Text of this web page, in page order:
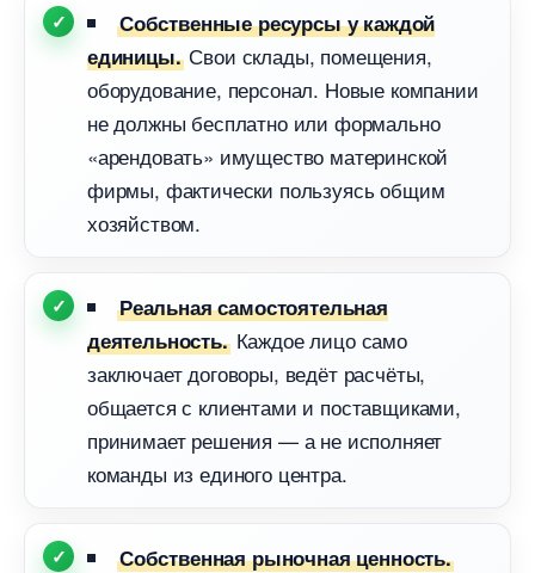
Собственные ресурсы у каждой
единицы.Свои склады, помещения,
оборудование, персонал. Новые компании
не должны бесплатно или формально
«арендовать» имущество материнской
фирмы, фактически пользуясь общим
хозяйством.
Реальная самостоятельная
деятельность.Каждое лицо само
заключает договоры, ведёт расчёты,
общается с клиентами и поставщиками,
принимает решения — а не исполняет
команды из единого центра.
Собственная рыночная ценность.